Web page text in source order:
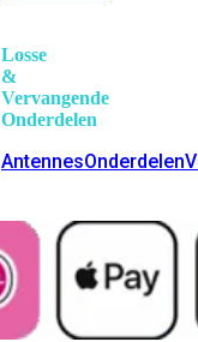
Losse
&
Vervangende
Onderdelen
AntennesOnderdelen